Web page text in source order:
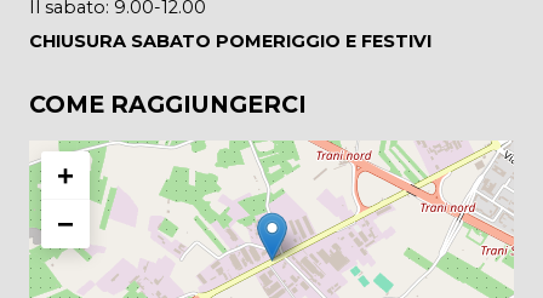
Il sabato: 9.00-12.00
CHIUSURA SABATO POMERIGGIO E FESTIVI
COME RAGGIUNGERCI
+
−